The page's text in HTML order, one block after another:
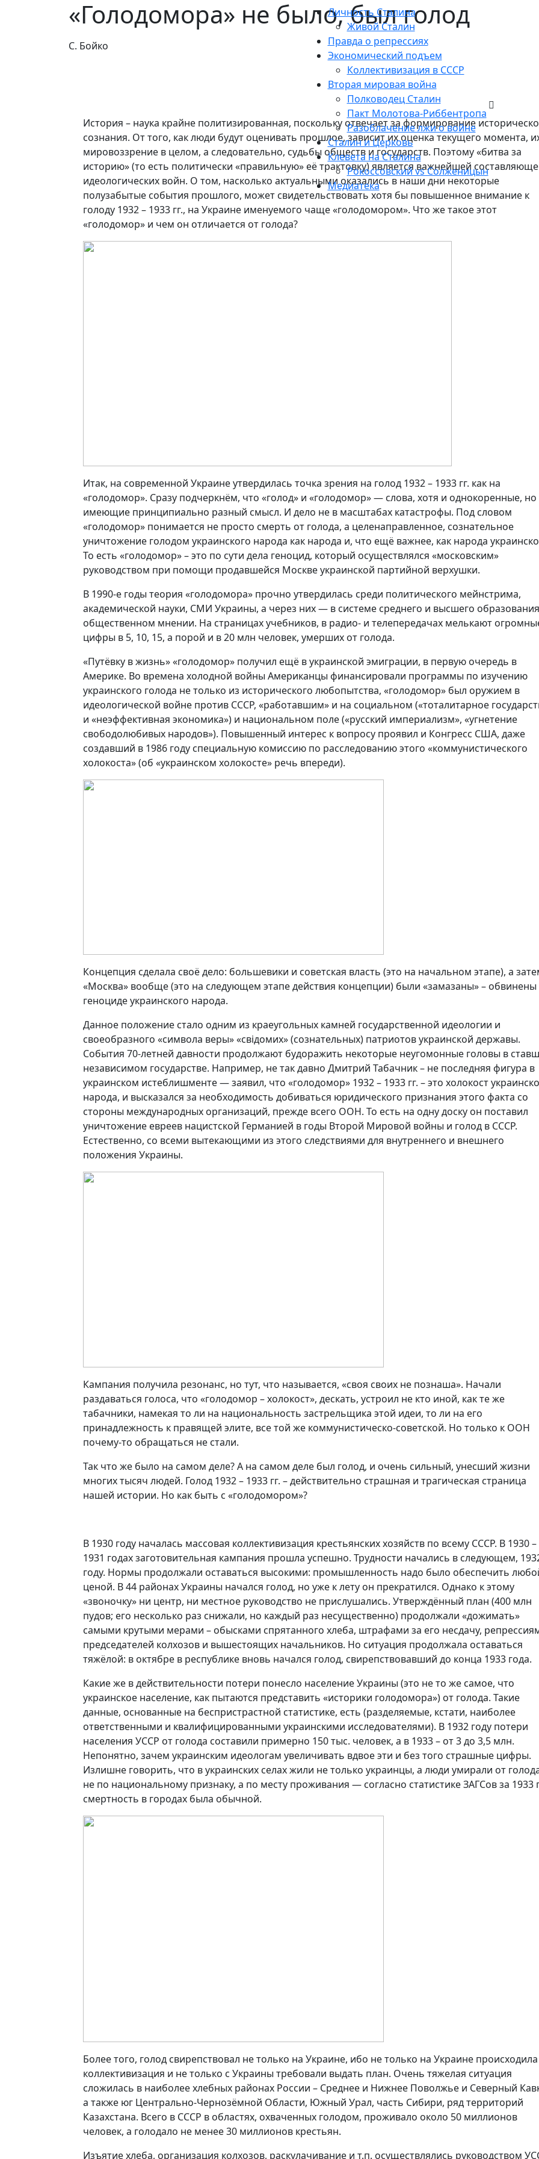
Личность Сталина
Живой Сталин
Правда о репрессиях
Экономический подъем
Коллективизация в СССР
Вторая мировая война
Полководец Сталин
Пакт Молотова-Риббентропа
Разоблачение лжи о войне
Сталин и Церковь
Клевета на Сталина
Рокоссовский vs Солженицын
Медиатека
«Голодомора» не было, был голод
С. Бойко
История – наука крайне политизированная, поскольку отвечает за формирование
сознания. От того, как люди будут оценивать прошлое, зависит их оценка текущего момента,
мировоззрение в целом, а следовательно, судьбы обществ и государств. Поэтому «битва за
историю» (то есть политически «правильную» её трактовку) является важнейшей
идеологических войн. О том, насколько актуальными оказались в наши дни некоторые
полузабытые события прошлого, может свидетельствовать хотя бы повышенное внимание к
голоду 1932 – 1933 гг., на Украине именуемого чаще «голодомором». Что же такое этот
«голодомор» и чем он отличается от голода?
Итак, на современной Украине утвердилась точка зрения на голод 1932 – 1933 гг. как на
«голодомор». Сразу подчеркнём, что «голод» и «голодомор» — слова, хотя и однокоренные, но
имеющие принципиально разный смысл. И дело не в масштабах катастрофы. Под словом
«голодомор» понимается не просто смерть от голода, а целенаправленное, сознательное
уничтожение голодом украинского народа как народа и, что ещё важнее, как народа
То есть «голодомор» – это по сути дела геноцид, который осуществлялся «московским»
руководством при помощи продавшейся Москве украинской партийной верхушки.
В 1990-е годы теория «голодомора» прочно утвердилась среди политического мейнстрима,
академической науки, СМИ Украины, а через них — в системе среднего и высшего
общественном мнении. На страницах учебников, в радио- и телепередачах мелькают
цифры в 5, 10, 15, а порой и в 20 млн человек, умерших от голода.
«Путёвку в жизнь» «голодомор» получил ещё в украинской эмиграции, в первую очередь в
Америке. Во времена холодной войны Американцы финансировали программы по изучению
украинского голода не только из исторического любопытства, «голодомор» был оружием в
идеологической войне против СССР, «работавшим» и на социальном («тоталитарное
и «неэффективная экономика») и национальном поле («русский империализм», «угнетение
свободолюбивых народов»). Повышенный интерес к вопросу проявил и Конгресс США, даже
создавший в 1986 году специальную комиссию по расследованию этого «коммунистического
холокоста» (об «украинском холокосте» речь впереди).
Концепция сделала своё дело: большевики и советская власть (это на начальном этапе), а
«Москва» вообще (это на следующем этапе действия концепции) были «замазаны» – обвинены
геноциде украинского народа.
Данное положение стало одним из краеугольных камней государственной идеологии и
своеобразного «символа веры» «свiдомих» (сознательных) патриотов украинской державы.
События 70-летней давности продолжают будоражить некоторые неугомонные головы в
независимом государстве. Например, не так давно Дмитрий Табачник – не последняя фигура в
украинском истеблишменте — заявил, что «голодомор» 1932 – 1933 гг. – это холокост
народа, и высказался за необходимость добиваться юридического признания этого факта со
стороны международных организаций, прежде всего ООН. То есть на одну доску он поставил
уничтожение евреев нацистской Германией в годы Второй Мировой войны и голод в СССР.
Естественно, со всеми вытекающими из этого следствиями для внутреннего и внешнего
положения Украины.
Кампания получила резонанс, но тут, что называется, «своя своих не познаша». Начали
раздаваться голоса, что «голодомор – холокост», дескать, устроил не кто иной, как те же
табачники, намекая то ли на национальность застрельщика этой идеи, то ли на его
принадлежность к правящей элите, все той же коммунистическо-советской. Но только к ООН
почему-то обращаться не стали.
Так что же было на самом деле? А на самом деле был голод, и очень сильный, унесший жизни
многих тысяч людей. Голод 1932 – 1933 гг. – действительно страшная и трагическая страница
нашей истории. Но как быть с «голодомором»?
В 1930 году началась массовая коллективизация крестьянских хозяйств по всему СССР. В 1930 –
1931 годах заготовительная кампания прошла успешно. Трудности начались в следующем,
году. Нормы продолжали оставаться высокими: промышленность надо было обеспечить
ценой. В 44 районах Украины начался голод, но уже к лету он прекратился. Однако к этому
«звоночку» ни центр, ни местное руководство не прислушались. Утверждённый план (400 млн
пудов; его несколько раз снижали, но каждый раз несущественно) продолжали «дожимать»
самыми крутыми мерами – обысками спрятанного хлеба, штрафами за его несдачу,
председателей колхозов и вышестоящих начальников. Но ситуация продолжала оставаться
тяжёлой: в октябре в республике вновь начался голод, свирепствовавший до конца 1933 года.
Какие же в действительности потери понесло население Украины (это не то же самое, что
украинское население, как пытаются представить «историки голодомора») от голода. Такие
данные, основанные на беспристрастной статистике, есть (разделяемые, кстати, наиболее
ответственными и квалифицированными украинскими исследователями). В 1932 году потери
населения УССР от голода составили примерно 150 тыс. человек, а в 1933 – от 3 до 3,5 млн.
Непонятно, зачем украинским идеологам увеличивать вдвое эти и без того страшные цифры.
Излишне говорить, что в украинских селах жили не только украинцы, а люди умирали от
не по национальному признаку, а по месту проживания — согласно статистике ЗАГСов за 1933
смертность в городах была обычной.
Более того, голод свирепствовал не только на Украине, ибо не только на Украине происходила
коллективизация и не только с Украины требовали выдать план. Очень тяжелая ситуация
сложилась в наиболее хлебных районах России – Среднее и Нижнее Поволжье и Северный
а также юг Центрально-Чернозёмной Области, Южный Урал, часть Сибири, ряд территорий
Казахстана. Всего в СССР в областях, охваченных голодом, проживало около 50 миллионов
человек, а голодало не менее 30 миллионов крестьян.
Изъятие хлеба, организация колхозов, раскулачивание и т.п. осуществлялись руководством